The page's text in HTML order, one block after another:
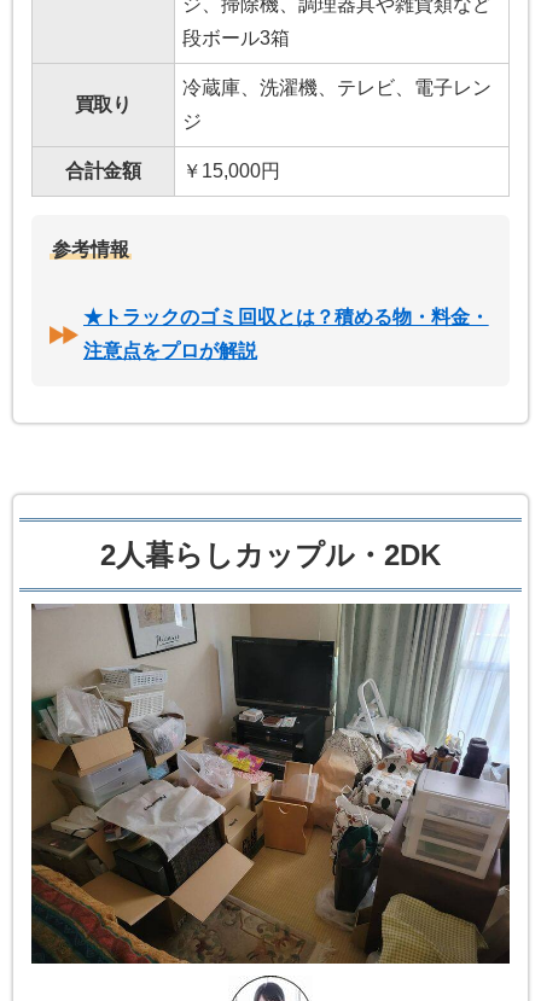
ジ、掃除機、調理器具や雑貨類など
段ボール3箱
買取り
冷蔵庫、洗濯機、テレビ、電子レン
ジ
合計金額 ￥15,000円
参考情報
★トラックのゴミ回収とは？積める物・料金・
注意点をプロが解説
2人暮らしカップル・2DK